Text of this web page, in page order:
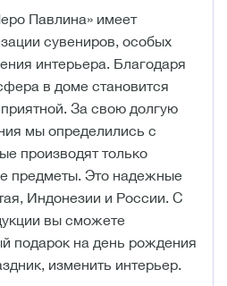
Павлина» имеет
сувениров, особых
интерьера. Благодаря
в доме становится
За свою долгую
мы определились с
производят только
предметы. Это надежные
Индонезии и России. С
вы сможете
подарок на день рождения
изменить интерьер.